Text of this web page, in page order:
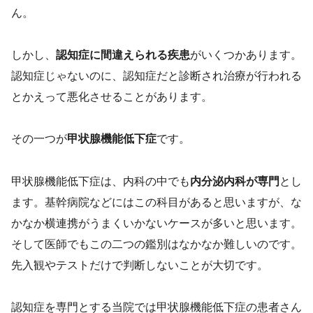
ん。
しかし、 認知症に間違えられる疾患がいくつかあります。
認知症じゃないのに、認知症だと診断され治療が行われる
とかえって悪化させることがあります。
その一つが甲状腺機能低下症です。
甲状腺機能低下症は、内科の中でも内分泌内科が専門 とし
ます。基幹病院などにはこの科目があると思いますが、な
かなか横連携がうまくいかないケースが多いと思います。
そして医師でもこの二つの鑑別はなかなか難しいのです。
先入観やテストだけで判断しないことが大切です。
認知症を専門とする当院では甲状腺機能低下症の患者さん